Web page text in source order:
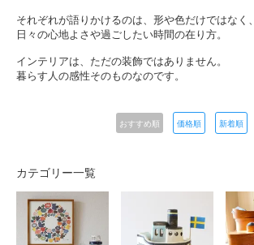
それぞれが語りかけるのは、形や色だけではなく、
日々の心地よさや過ごしたい時間の在り方。
インテリアは、ただの装飾ではありません。
暮らす人の感性そのものなのです。
おすすめ順 価格順 新着順
カテゴリー一覧